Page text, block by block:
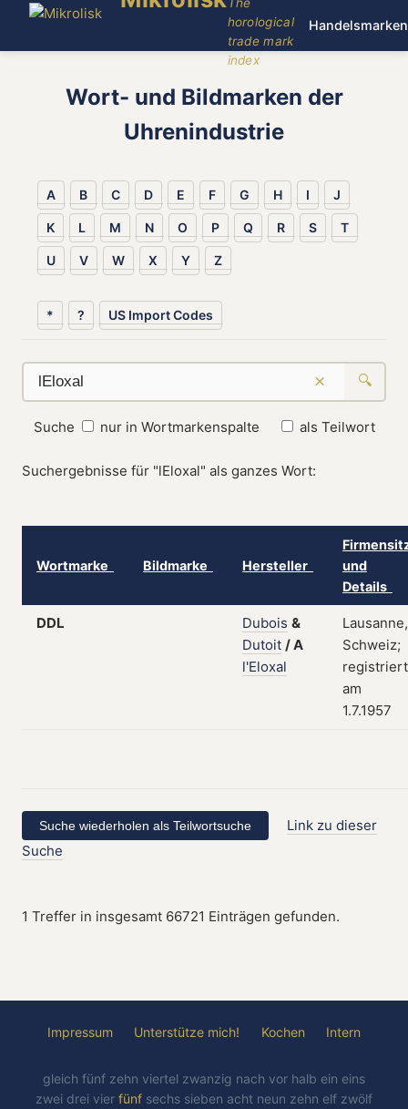
horological
trade mark
index
Handelsmarken
Wort- und Bildmarken der
Uhrenindustrie
A B C D E F G H I J
K L M N O P Q R S T
U V W X Y Z
* ? US Import Codes
× 🔍
Suche nur in Wortmarkenspalte als Teilwort
Suchergebnisse für "lEloxal" als ganzes Wort:
Wortmarke Bildmarke Hersteller
und
Details
DDL Dubois &
Dutoit /A
l'Eloxal
Lausanne,
Schweiz;
registriert
am
1.7.1957
Link zu dieser
Suche
1 Treffer in insgesamt 66721 Einträgen gefunden.
Impressum Unterstütze mich! Kochen Intern
gleich fünf zehn viertel zwanzig nach vor halb ein eins
zwei drei vier fünf sechs sieben acht neun zehn elf zwölf